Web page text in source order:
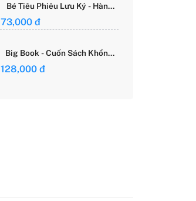
Bé Tiêu Phiêu Lưu Ký - Hành
Giới Của Cô Gái Việt
73,000 đ
Big Book - Cuốn Sách Khổng
Hành Tinh (Tái Bản)
128,000 đ